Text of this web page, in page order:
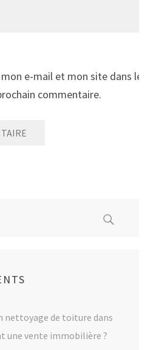
e-mail et mon site dans le
commentaire.
nettoyage de toiture dans
une vente immobilière ?